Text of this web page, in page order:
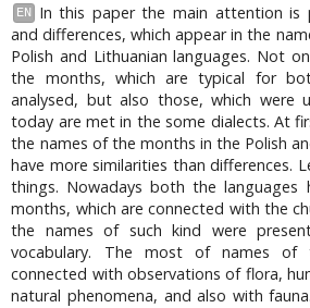
EN
In this paper the main attention is
and differences, which appear in the
Polish and Lithuanian languages. Not
the months, which are typical for
analysed, but also those, which were
today are met in the some dialects. At
the names of the months in the Polish
have more similarities than differences.
things. Nowadays both the languages
months, which are connected with the
the names of such kind were
vocabulary. The most of names of
connected with observations of flora,
natural phenomena, and also with